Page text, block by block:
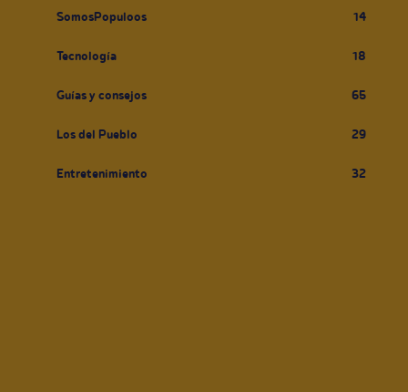
SomosPopuloos 14
Tecnología 18
Guías y consejos 65
Los del Pueblo 29
Entretenimiento 32